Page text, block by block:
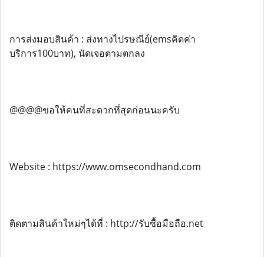
การส่งมอบสินค้า : ส่งทางไปรษณีย์(emsคิดค่า
บริการ100บาท), นัดเจอตามตกลง
@@@@ขอให้คนที่สะดวกที่สุดก่อนนะครับ
Website : https://www.omsecondhand.com
ติดตามสินค้าใหม่ๆได้ที่ : http://รับซื้อมือถือ.net